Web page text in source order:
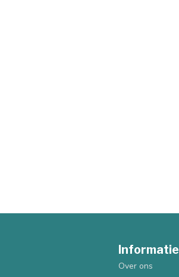
Informatie
Over ons